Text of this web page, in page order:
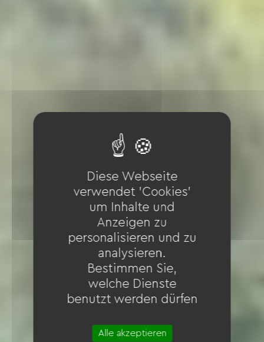
Diese Webseite
verwendet 'Cookies'
um Inhalte und
Anzeigen zu
personalisieren und zu
analysieren.
Bestimmen Sie,
welche Dienste
benutzt werden dürfen
Alle akzeptieren